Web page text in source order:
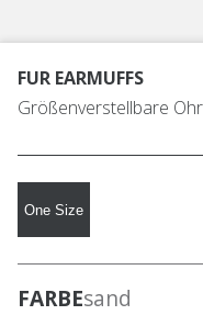
FUR EARMUFFS
Größenverstellbare
One Size
FARBEsand